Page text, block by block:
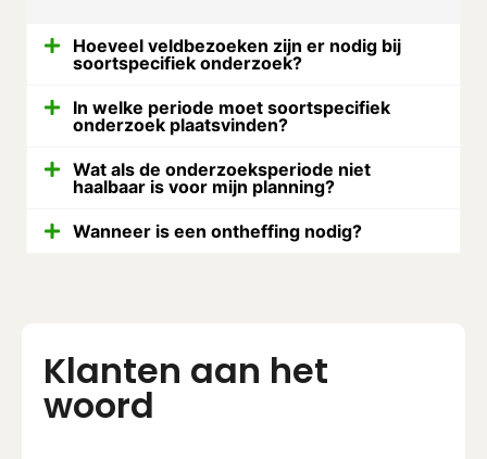
Hoeveel veldbezoeken zijn er nodig bij
soortspecifiek onderzoek?
In welke periode moet soortspecifiek
onderzoek plaatsvinden?
Wat als de onderzoeksperiode niet
haalbaar is voor mijn planning?
Wanneer is een ontheffing nodig?
Klanten aan het
woord